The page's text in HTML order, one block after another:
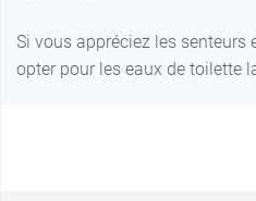
Si vous appréciez les senteurs
opter pour les eaux de toilette